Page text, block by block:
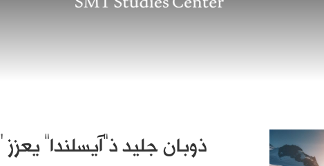
ذوبان جليد ذ”آيسلندا”